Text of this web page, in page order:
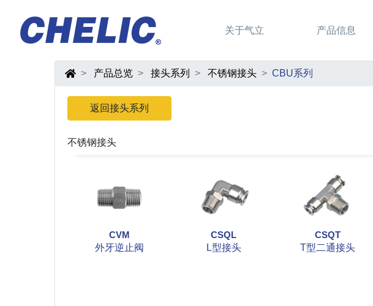
关于气立 产品信息
产品总览 接头系列 不锈钢接头 CBU系列
返回接头系列
不锈钢接头
CVM
外牙逆止阀
CSQL
L型接头
CSQT
T型二通接头